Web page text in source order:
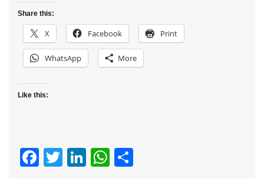
Share this:
X Facebook Print
WhatsApp More
Like this:
Facebook
Twitter
LinkedIn
WhatsApp